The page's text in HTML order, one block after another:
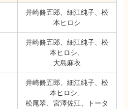
井崎脩五郎、細江純子、松
本ヒロシ
井崎脩五郎、細江純子、松
本ヒロシ、
大島麻衣
井崎脩五郎、細江純子、松
本ヒロシ、
松尾翠、宮澤佐江、トータ